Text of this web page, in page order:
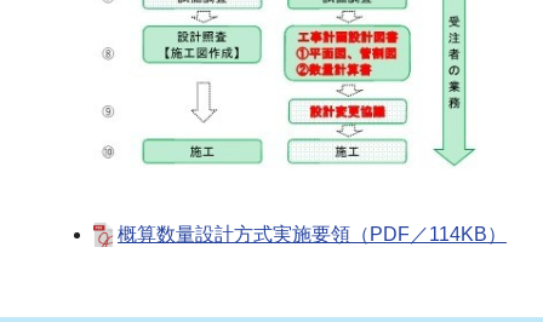
概算数量設計方式実施要領（PDF／114KB）